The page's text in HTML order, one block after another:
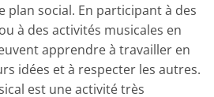
plan social. En participant à des
à des activités musicales en
apprendre à travailler en
idées et à respecter les autres.
est une activité très